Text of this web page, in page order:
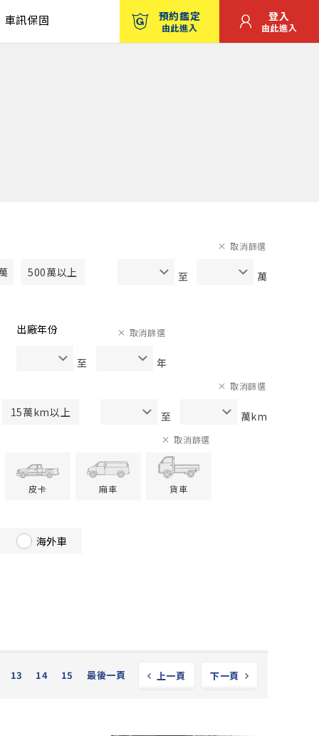
車訊保固 預約鑑定
由此進入
登入
由此進入
500萬以上 至 萬
取消篩選
出廠年份
至 年
取消篩選
15萬km以上 至 萬km
取消篩選
皮卡 廂車 貨車
取消篩選
海外車
13 14 15 最後一頁 上一頁 下一頁